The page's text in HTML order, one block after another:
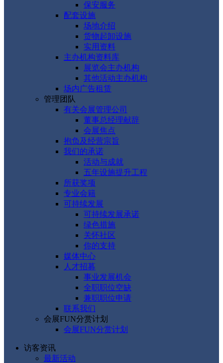
保安服务
配套设施
场地介绍
货物起卸设施
实用资料
主办机构资料库
展览会主办机构
其他活动主办机构
场内广告租赁
管理团队
有关会展管理公司
董事总经理献辞
会展焦点
抱负及经营宗旨
我们的承诺
活动与成就
五年设施提升工程
所获奖项
专业会籍
可持续发展
可持续发展承诺
绿色措施
关怀社区
你的支持
媒体中心
人才招募
事业发展机会
全职职位空缺
兼职职位申请
联系我们
会展FUN分赏计划
会展FUN分赏计划
访客资讯
最新活动